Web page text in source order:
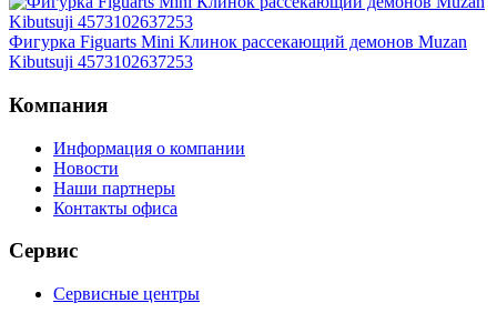
Фигурка Figuarts Mini Клинок рассекающий демонов Muzan
Kibutsuji 4573102637253
Компания
Информация о компании
Новости
Наши партнеры
Контакты офиса
Сервис
Сервисные центры